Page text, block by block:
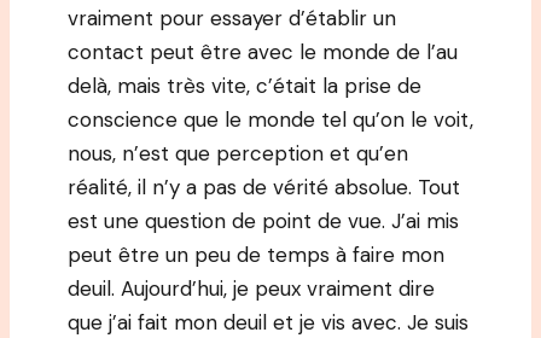
vraiment pour essayer d’établir un
contact peut être avec le monde de l’au
delà, mais très vite, c’était la prise de
conscience que le monde tel qu’on le voit,
nous, n’est que perception et qu’en
réalité, il n’y a pas de vérité absolue. Tout
est une question de point de vue. J’ai mis
peut être un peu de temps à faire mon
deuil. Aujourd’hui, je peux vraiment dire
que j’ai fait mon deuil et je vis avec. Je suis